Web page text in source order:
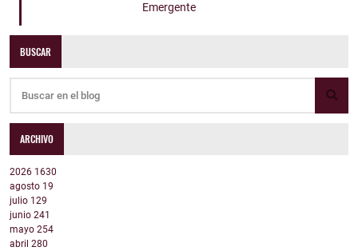
Emergente
BUSCAR
ARCHIVO
2026 1630
agosto 19
julio 129
junio 241
mayo 254
abril 280